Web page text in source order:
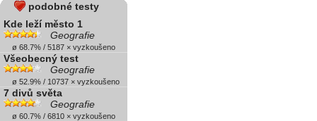
podobné testy
Kde leží město 1
Geografie
ø 68.7% / 5187 × vyzkoušeno
Všeobecný test
Geografie
ø 52.9% / 10737 × vyzkoušeno
7 divů světa
Geografie
ø 60.7% / 6810 × vyzkoušeno